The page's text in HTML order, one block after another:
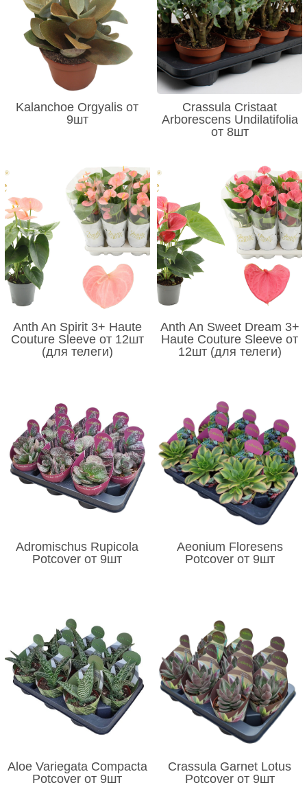
Kalanchoe Orgyalis от
9шт
Crassula Cristaat
Arborescens Undilatifolia
от 8шт
Anth An Spirit 3+ Haute
Couture Sleeve от 12шт
(для телеги)
Anth An Sweet Dream 3+
Haute Couture Sleeve от
12шт (для телеги)
Adromischus Rupicola
Potcover от 9шт
Aeonium Floresens
Potcover от 9шт
Aloe Variegata Compacta
Potcover от 9шт
Crassula Garnet Lotus
Potcover от 9шт